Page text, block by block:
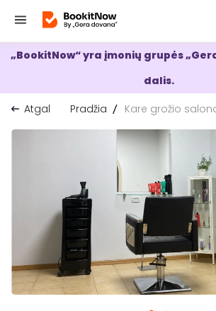
„BookitNow“ yra įmonių grupės
dalis.
Atgal
Pradžia Kare grožio